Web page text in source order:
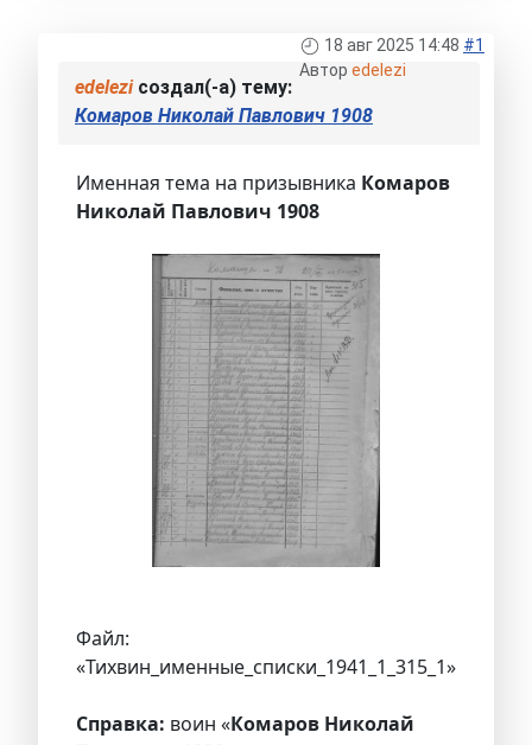
18 авг 2025 14:48 #1
Автор edelezi
edeleziсоздал(-а) тему:
Комаров Николай Павлович 1908
Именная тема на призывника Комаров
Николай Павлович 1908
Файл:
«Тихвин_именные_списки_1941_1_315_1»
Справка: воин «Комаров Николай